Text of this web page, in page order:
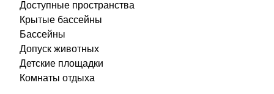
Доступные пространства
Крытые бассейны
Бассейны
Допуск животных
Детские площадки
Комнаты отдыха